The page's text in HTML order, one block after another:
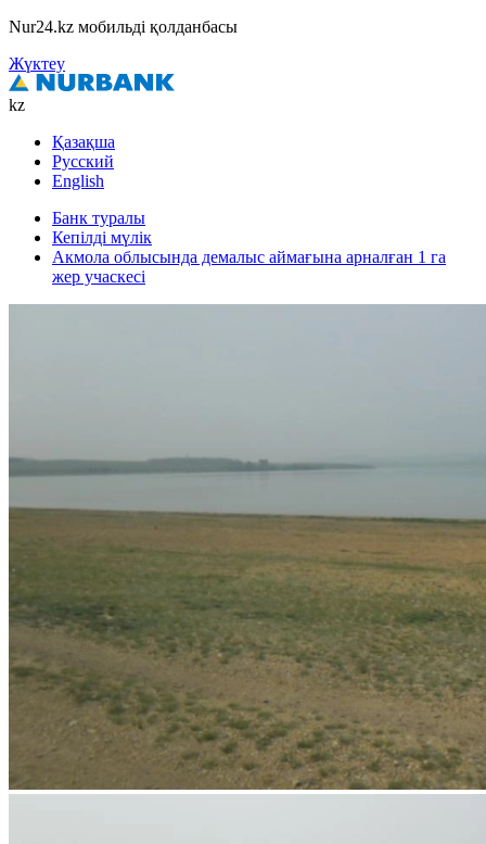
Nur24.kz мобильді қолданбасы
Жүктеу
kz
Қазақша
Русский
English
Банк туралы
Кепілді мүлік
Акмола облысында демалыс аймағына арналған 1 га
жер учаскесі